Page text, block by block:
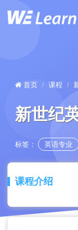
首页 课程
新世纪
标签： 英语专业
课程介绍